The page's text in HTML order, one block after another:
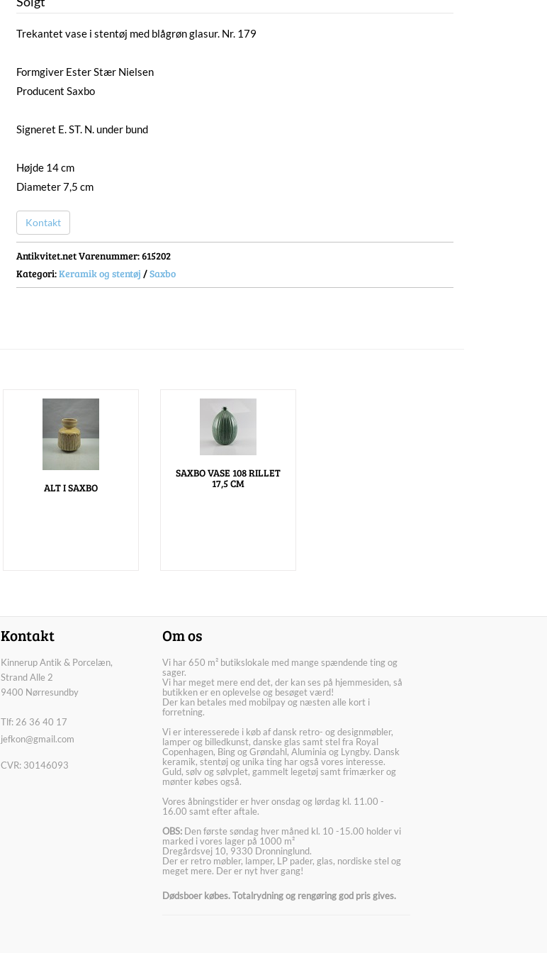
Trekantet vase i stentøj med blågrøn glasur. Nr. 179
Formgiver Ester Stær Nielsen
Producent Saxbo
Signeret E. ST. N. under bund
Højde 14 cm
Diameter 7,5 cm
Kontakt
Antikvitet.net Varenummer: 615202
Kategori:Keramik og stentøj /Saxbo
ALT I SAXBO
SAXBO VASE 108 RILLET
17,5 CM
Kontakt
Kinnerup Antik & Porcelæn,
Strand Alle 2
9400 Nørresundby
Tlf: 26 36 40 17
jefkon@gmail.com
CVR: 30146093
Om os
Vi har 650 m² butikslokale med mange spændende ting og
sager.
Vi har meget mere end det, der kan ses på hjemmesiden, så
butikken er en oplevelse og besøget værd!
Der kan betales med mobilpay og næsten alle kort i
forretning.
Vi er interesserede i køb af dansk retro- og designmøbler,
lamper og billedkunst, danske glas samt stel fra Royal
Copenhagen, Bing og Grøndahl, Aluminia og Lyngby. Dansk
keramik, stentøj og unika ting har også vores interesse.
Guld, sølv og sølvplet, gammelt legetøj samt frimærker og
mønter købes også.
Vores åbningstider er hver onsdag og lørdag kl. 11.00 -
16.00 samt efter aftale.
OBS: Den første søndag hver måned kl. 10 -15.00 holder vi
marked i vores lager på 1000 m²
Dregårdsvej 10, 9330 Dronninglund.
Der er retro møbler, lamper, LP pader, glas, nordiske stel og
meget mere. Der er nyt hver gang!
Dødsboer købes. Totalrydning og rengøring god pris gives.